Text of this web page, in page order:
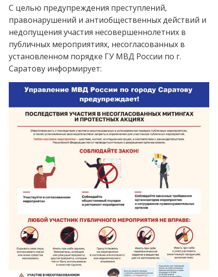
С целью предупреждения преступлений,
правонарушений и антиобщественных действий и
недопущения участия несовершеннолетних в
публичных мероприятиях, несогласованных в
установленном порядке ГУ МВД России по г.
Саратову информирует: